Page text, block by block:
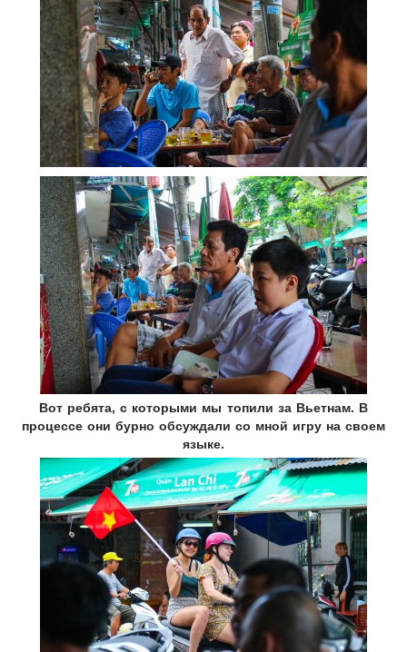
Вот ребята, с которыми мы топили за Вьетнам. В
процессе они бурно обсуждали со мной игру на своем
языке.